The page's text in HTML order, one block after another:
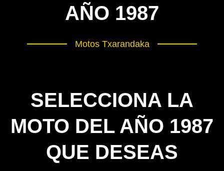
AÑO 1987
Motos Txarandaka
SELECCIONA LA
MOTO DEL AÑO 1987
QUE DESEAS